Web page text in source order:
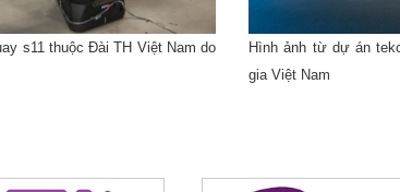
s11 thuộc Đài TH Việt Nam do
Hình ảnh từ dự án
gia Việt Nam